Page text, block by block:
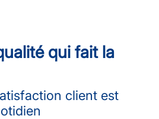
qui fait la
client est